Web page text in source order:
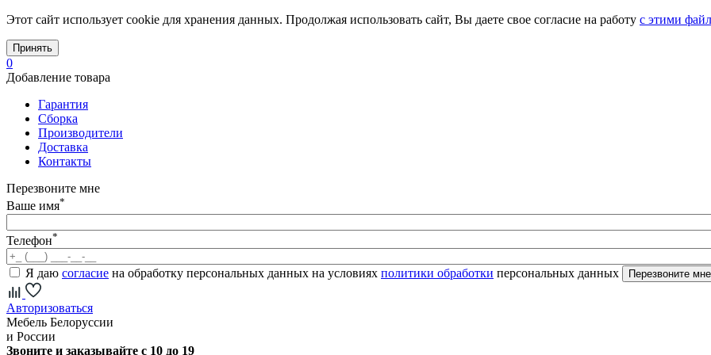
Этот сайт использует cookie для хранения данных. Продолжая использовать сайт, Вы даете свое согласие на работу с этими
Принять
0
Добавление товара
Гарантия
Сборка
Производители
Доставка
Контакты
Перезвоните мне
Ваше имя*
Телефон*
Я даю согласие на обработку персональных данных на условиях политики обработки персональных данных
Авторизоваться
Мебель Белоруссии
и России
Звоните и заказывайте с 10 до 19